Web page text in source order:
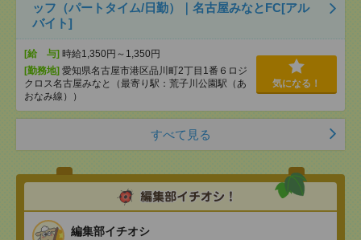
ッフ（パートタイム/日勤）｜名古屋みなとFC[アル
バイト]
[給 与] 時給1,350円～1,350円
[勤務地] 愛知県名古屋市港区品川町2丁目1番６ロジ
クロス名古屋みなと（最寄り駅：荒子川公園駅（あ
おなみ線））
気になる！
すべて見る
編集部イチオシ